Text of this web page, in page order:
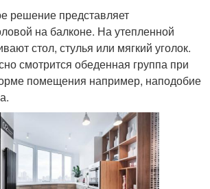
решение представляет
на балконе. На утепленной
стол, стулья или мягкий уголок.
смотрится обеденная группа при
помещения например, наподобие